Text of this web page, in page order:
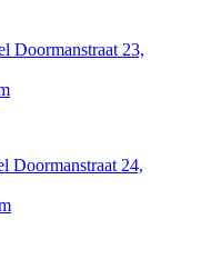
Doormanstraat 23,
Doormanstraat 24,